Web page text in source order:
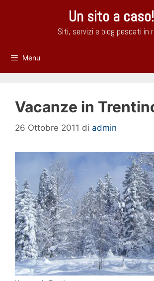
Un sito a caso!
Siti, servizi e blog pescati in
Menu
Vacanze in
26 Ottobre 2011 di admin